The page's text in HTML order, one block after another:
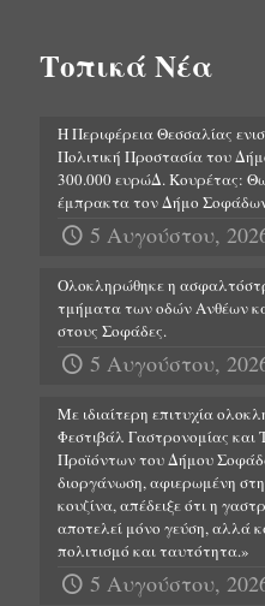
Τοπικά Νέα
Η Περιφέρεια Θεσσαλίας
Πολιτική Προστασία του
300.000 ευρώΔ. Κουρέτας:
έμπρακτα τον Δήμο
5 Αυγούστου,
Ολοκληρώθηκε η
τμήματα των οδών Ανθέων
στους Σοφάδες.
5 Αυγούστου,
Με ιδιαίτερη επιτυχία
Φεστιβάλ Γαστρονομίας και
Προϊόντων του Δήμου
διοργάνωση, αφιερωμένη
κουζίνα, απέδειξε ότι η
αποτελεί μόνο γεύση, αλλά
πολιτισμό και ταυτότητα.»
5 Αυγούστου,